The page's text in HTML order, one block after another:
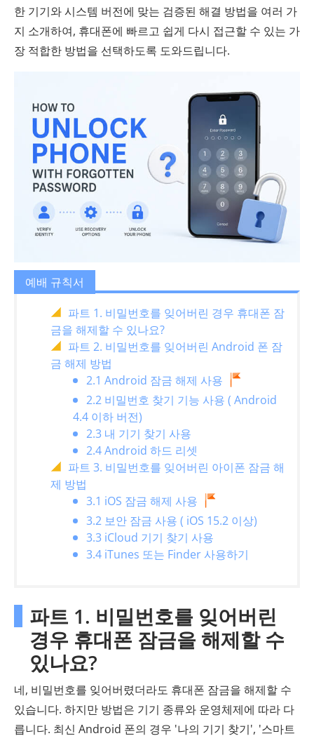
한 기기와 시스템 버전에 맞는 검증된 해결 방법을 여러 가
지 소개하여, 휴대폰에 빠르고 쉽게 다시 접근할 수 있는 가
장 적합한 방법을 선택하도록 도와드립니다.
예배 규칙서
파트 1. 비밀번호를 잊어버린 경우 휴대폰 잠
금을 해제할 수 있나요?
파트 2. 비밀번호를 잊어버린 Android 폰 잠
금 해제 방법
2.1 Android 잠금 해제 사용
2.2 비밀번호 찾기 기능 사용 ( Android
4.4 이하 버전)
2.3 내 기기 찾기 사용
2.4 Android 하드 리셋
파트 3. 비밀번호를 잊어버린 아이폰 잠금 해
제 방법
3.1 iOS 잠금 해제 사용
3.2 보안 잠금 사용 ( iOS 15.2 이상)
3.3 iCloud 기기 찾기 사용
3.4 iTunes 또는 Finder 사용하기
파트 1. 비밀번호를 잊어버린
경우 휴대폰 잠금을 해제할 수
있나요?
네, 비밀번호를 잊어버렸더라도 휴대폰 잠금을 해제할 수
있습니다. 하지만 방법은 기기 종류와 운영체제에 따라 다
릅니다. 최신 Android 폰의 경우 '나의 기기 찾기', '스마트